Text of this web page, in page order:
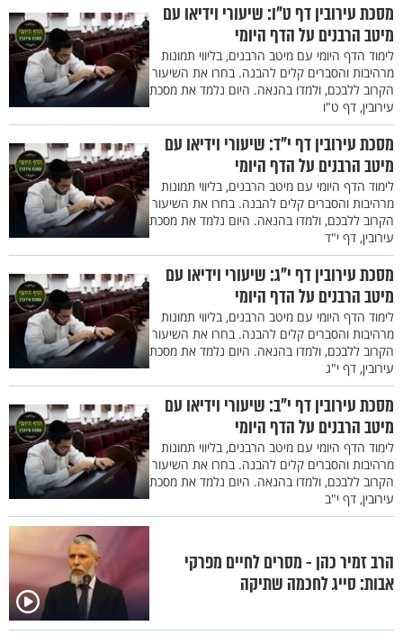
מסכת עירובין דף ט"ו: שיעורי וידיאו עם
מיטב הרבנים על הדף היומי
לימוד הדף היומי עם מיטב הרבנים, בליווי תמונות
מרהיבות והסברים קלים להבנה. בחרו את השיעור
הקרוב ללבכם, ולמדו בהנאה. היום נלמד את מסכת
עירובין, דף ט"ו
מסכת עירובין דף י"ד: שיעורי וידיאו עם
מיטב הרבנים על הדף היומי
לימוד הדף היומי עם מיטב הרבנים, בליווי תמונות
מרהיבות והסברים קלים להבנה. בחרו את השיעור
הקרוב ללבכם, ולמדו בהנאה. היום נלמד את מסכת
עירובין, דף י"ד
מסכת עירובין דף י"ג: שיעורי וידיאו עם
מיטב הרבנים על הדף היומי
לימוד הדף היומי עם מיטב הרבנים, בליווי תמונות
מרהיבות והסברים קלים להבנה. בחרו את השיעור
הקרוב ללבכם, ולמדו בהנאה. היום נלמד את מסכת
עירובין, דף י"ג
מסכת עירובין דף י"ב: שיעורי וידיאו עם
מיטב הרבנים על הדף היומי
לימוד הדף היומי עם מיטב הרבנים, בליווי תמונות
מרהיבות והסברים קלים להבנה. בחרו את השיעור
הקרוב ללבכם, ולמדו בהנאה. היום נלמד את מסכת
עירובין, דף י"ב
הרב זמיר כהן - מסרים לחיים מפרקי
אבות: סייג לחכמה שתיקה